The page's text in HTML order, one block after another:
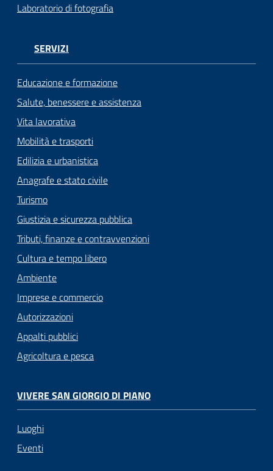
Laboratorio di fotografia
SERVIZI
Educazione e formazione
Salute, benessere e assistenza
Vita lavorativa
Mobilità e trasporti
Edilizia e urbanistica
Anagrafe e stato civile
Turismo
Giustizia e sicurezza pubblica
Tributi, finanze e contravvenzioni
Cultura e tempo libero
Ambiente
Imprese e commercio
Autorizzazioni
Appalti pubblici
Agricoltura e pesca
VIVERE SAN GIORGIO DI PIANO
Luoghi
Eventi